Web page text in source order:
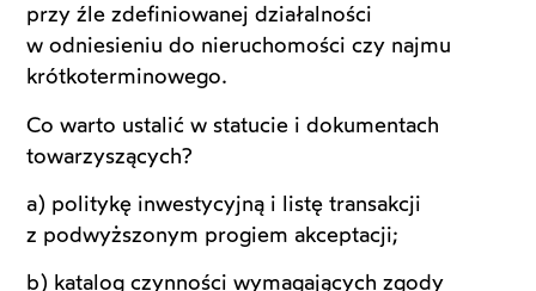
przy źle zdefiniowanej działalności
w odniesieniu do nieruchomości czy najmu
krótkoterminowego.
Co warto ustalić w statucie i dokumentach
towarzyszących?
a) politykę inwestycyjną i listę transakcji
z podwyższonym progiem akceptacji;
b) katalog czynności wymagających zgody